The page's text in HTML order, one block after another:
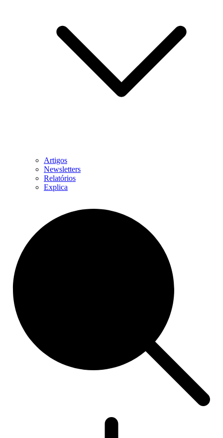
Artigos
Newsletters
Relatórios
Explica